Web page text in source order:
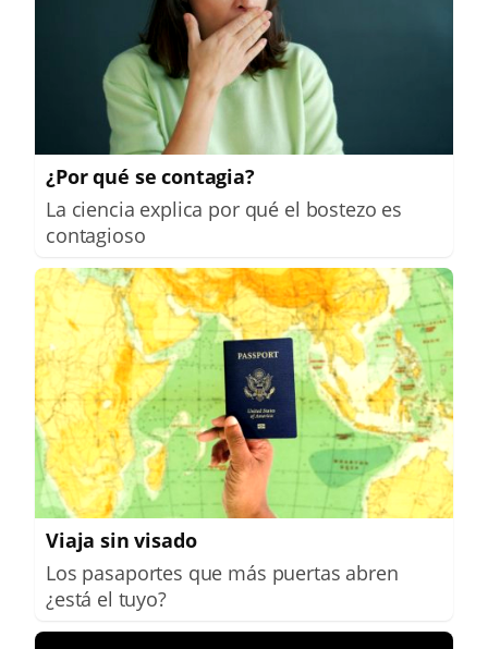
¿Por qué se contagia?
La ciencia explica por qué el bostezo es
contagioso
Viaja sin visado
Los pasaportes que más puertas abren
¿está el tuyo?